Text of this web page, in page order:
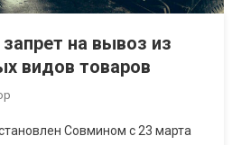
на вывоз из
видов товаров
Совмином с 23 марта